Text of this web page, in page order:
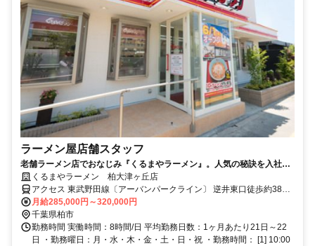
ラーメン屋店舗スタッフ
老舗ラーメン店でおなじみ『くるまやラーメン』。人気の秘訣を入社し
たあなただけにこっそり伝授します！
くるまやラーメン 柏大津ヶ丘店
アクセス 東武野田線〔アーバンパークライン〕 逆井東口徒歩約38
分、東武野田線〔アーバンパークライン〕 増尾東口徒歩約43分、東
武野田線〔アーバンパークライン〕 新柏東口徒歩約48分 「柏」駅よ
り車12分
月給285,000円～320,000円
千葉県柏市
勤務時間 実働時間：8時間/日 平均勤務日数：1ヶ月あたり21日～22
日 ・勤務曜日：月・水・木・金・土・日・祝 ・勤務時間： [1] 10:00